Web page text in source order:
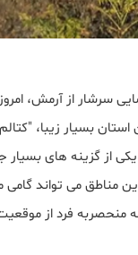
سرشار از آرمش،
بسیار زیبا،
از گزینه‌ های بسیار
مناطق می‌ تواند گامی
منحصربه فرد از